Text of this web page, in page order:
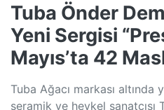
Tuba Önder
Yeni Sergisi
Mayıs’ta 42
Tuba Ağacı markası altında
seramik ve heykel